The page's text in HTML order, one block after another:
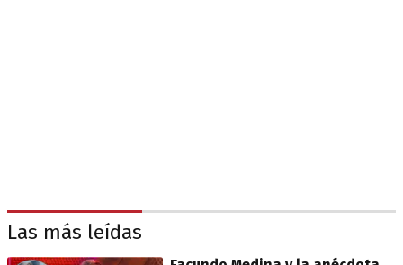
Las más leídas